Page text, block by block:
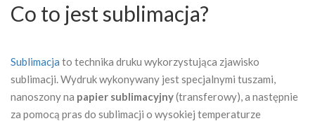
Co to jest sublimacja?
Sublimacja to technika druku wykorzystująca zjawisko
sublimacji. Wydruk wykonywany jest specjalnymi tuszami,
nanoszony na papier sublimacyjny(transferowy), a następnie
za pomocą pras do sublimacji o wysokiej temperaturze